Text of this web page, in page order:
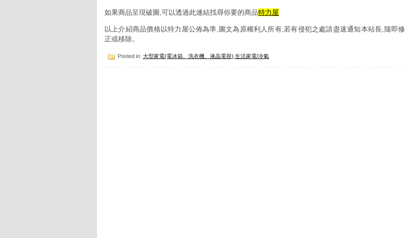
如果商品呈現破圖,可以透過此連結找尋你要的商品特力屋
以上介紹商品價格以特力屋公佈為準,圖文為原權利人所有,若有侵犯之處請盡速通知本站長,隨即修
正或移除。
Posted in: 大型家電(電冰箱、洗衣機、液晶電視) 生活家電/冷氣